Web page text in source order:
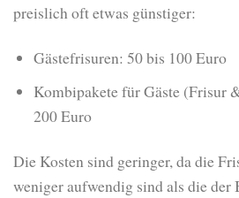
preislich oft etwas günstiger:
Gästefrisuren: 50 bis 100 Euro
Kombipakete für Gäste (Frisur
200 Euro
Die Kosten sind geringer, da die
weniger aufwendig sind als die der